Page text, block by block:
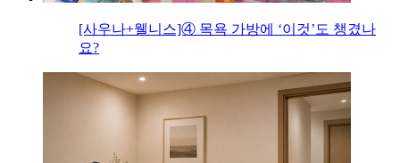
[사우나+웰니스]④ 목욕 가방에 ‘이것’도 챙겼나
요?